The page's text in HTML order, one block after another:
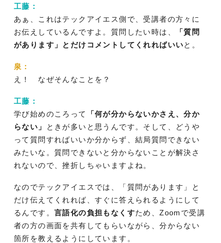
工藤：
あぁ、これはテックアイエス側で、受講者の方々に
お伝えしているんですよ。質問したい時は、
「質問
があります」とだけコメントしてくれればいいと。
泉：
え！ なぜそんなことを？
工藤：
学び始めのころって
「何が分からないかさえ、分か
らない」
ときが多いと思うんです。そして、どうや
って質問すればいいか分からず、結局質問できない
みたいな。質問できないと分からないことが解決さ
れないので、挫折しちゃいますよね。
なのでテックアイエスでは、「質問があります」と
だけ伝えてくれれば、すぐに答えられるようにして
るんです。 言語化の負担もなくすため、Zoomで受講
者の方の画面を共有してもらいながら、分からない
箇所を教えるようにしています。